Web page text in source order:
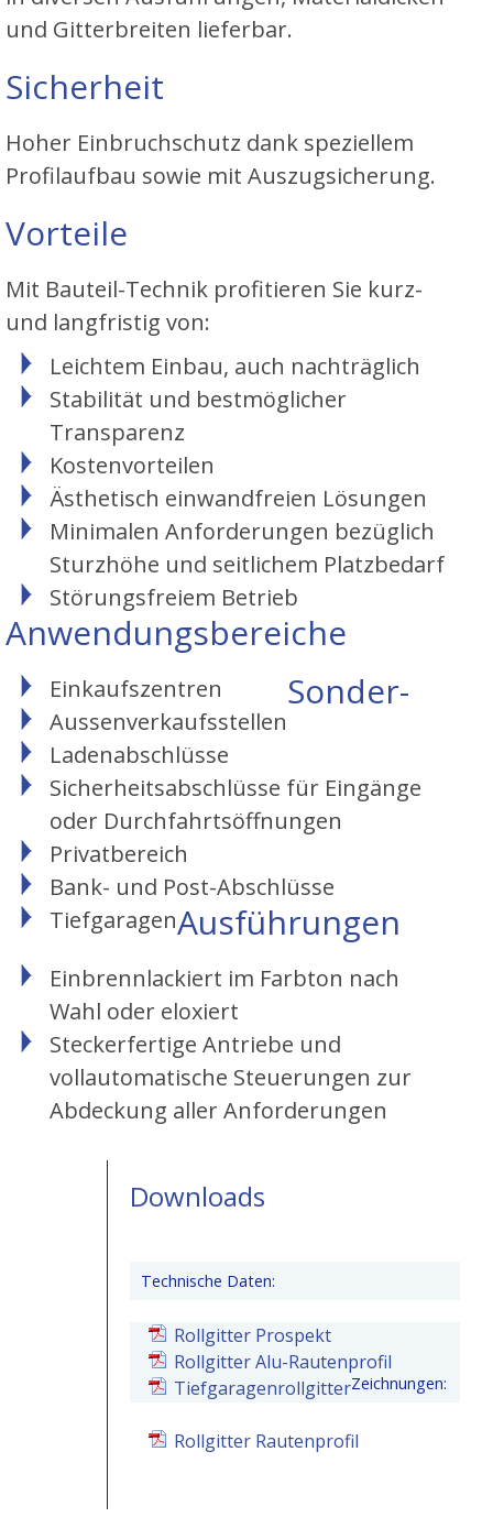
und Gitterbreiten lieferbar.
Sicherheit
Hoher Einbruchschutz dank speziellem
Profilaufbau sowie mit Auszugsicherung.
Vorteile
Mit Bauteil-Technik profitieren Sie kurz-
und langfristig von:
Leichtem Einbau, auch nachträglich
Stabilität und bestmöglicher
Transparenz
Kostenvorteilen
Ästhetisch einwandfreien Lösungen
Minimalen Anforderungen bezüglich
Sturzhöhe und seitlichem Platzbedarf
Störungsfreiem Betrieb
Anwendungsbereiche
Einkaufszentren
Aussenverkaufsstellen
Ladenabschlüsse
Sicherheitsabschlüsse für Eingänge
oder Durchfahrtsöffnungen
Privatbereich
Bank- und Post-Abschlüsse
Tiefgaragen
Sonder-
Ausführungen
Einbrennlackiert im Farbton nach
Wahl oder eloxiert
Steckerfertige Antriebe und
vollautomatische Steuerungen zur
Abdeckung aller Anforderungen
Downloads
Technische Daten:
Rollgitter Prospekt
Rollgitter Alu-Rautenprofil
TiefgaragenrollgitterZeichnungen:
Rollgitter Rautenprofil